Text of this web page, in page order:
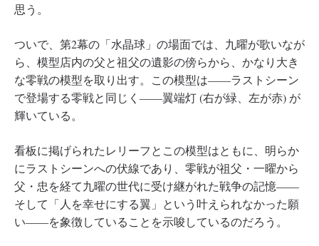
思う。
ついで、第2幕の「水晶球」の場面では、九曜が歌いなが
ら、模型店内の父と祖父の遺影の傍らから、かなり大き
な零戦の模型を取り出す。この模型は――ラストシーン
で登場する零戦と同じく――翼端灯 (右が緑、左が赤) が
輝いている。
看板に掲げられたレリーフとこの模型はともに、明らか
にラストシーンへの伏線であり、零戦が祖父・一曜から
父・忠を経て九曜の世代に受け継がれた戦争の記憶――
そして「人を幸せにする翼」という叶えられなかった願
い――を象徴していることを示唆しているのだろう。